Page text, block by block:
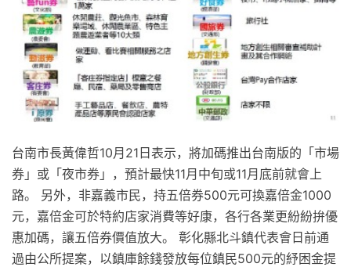
台南市長黃偉哲10月21日表示，將加碼推出台南版的「市場
券」或「夜市券」，預計最快11月中旬或11月底前就會上
路。 另外，非嘉義市民，持五倍券500元可換嘉倍金1000
元，嘉倍金可於特約店家消費等好康，各行各業更紛紛拚優
惠加碼，讓五倍券價值放大。 彰化縣北斗鎮代表會日前通
過由公所提案，以鎮庫餘錢發放每位鎮民500元的紓困金提